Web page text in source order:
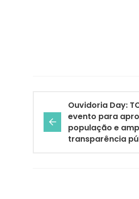
Ouvidoria Day:
evento para
população e
transparência